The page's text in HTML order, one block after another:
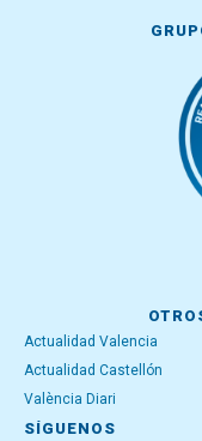
Actualidad Valencia
Actualidad Castellón
València Diari
SÍGUENOS